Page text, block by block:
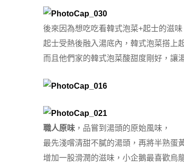
後來因為想吃吃看韓式泡菜+起士的滋
起士受熱後融入湯底內，韓式泡菜搭上
而且他們家的韓式泡菜酸甜度剛好，讓
職人原味 ，品嘗到湯頭的原始風味，
最先淺嚐清甜不膩的湯頭，再將半熟蛋
增加一股滑潤的滋味，小企鵝最喜歡烏